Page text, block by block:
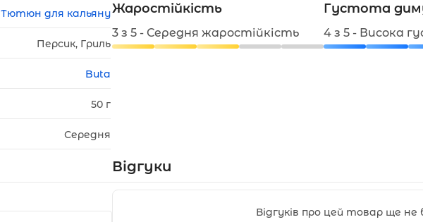
Тютюн для кальяну
Персик, Гриль
Buta
50 г
Середня
Жаростійкість
3 з 5 - Середня жаростійкість
Густота
4 з 5 - Висока
Відгуки
Відгуків про цей товар ще не